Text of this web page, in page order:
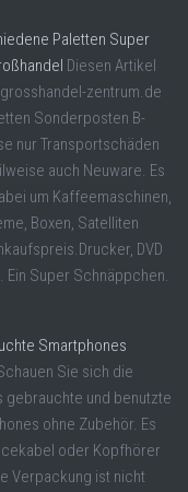
Paletten Super
Diesen Artikel
zentrum.de
Sonderposten B-
nur Transportschäden
auch Neuware. Es
um Kaffeemaschinen,
Boxen, Satelliten
DVD
Ein Super Schnäppchen.
Smartphones
Sie sich die
gebrauchte und benutzte
ohne Zubehör. Es
oder Kopfhörer
Verpackung ist nicht